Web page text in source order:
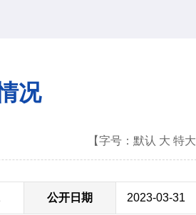
况
【字号： 默认 大 特大
公开日期 2023-03-31